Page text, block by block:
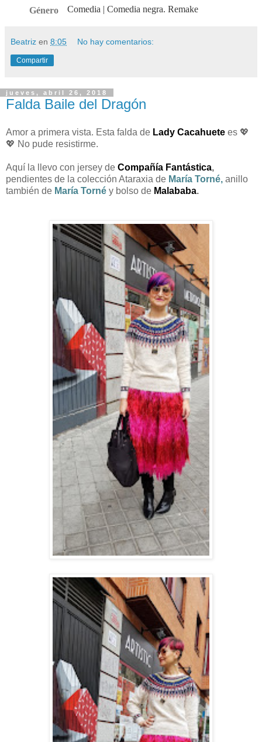
Género
Comedia | Comedia negra. Remake
Beatriz en 8:05 No hay comentarios:
Compartir
jueves, abril 26, 2018
Falda Baile del Dragón
Amor a primera vista. Esta falda de Lady Cacahuete es 💖
💖 No pude resistirme.
Aquí la llevo con jersey de Compañía Fantástica,
pendientes de la colección Ataraxia de María Torné, anillo
también de María Torné y bolso de Malababa.